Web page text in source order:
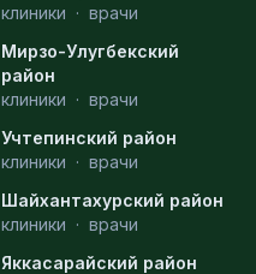
клиники · врачи
Мирзо-Улугбекский
район
клиники · врачи
Учтепинский район
клиники · врачи
Шайхантахурский район
клиники · врачи
Яккасарайский район